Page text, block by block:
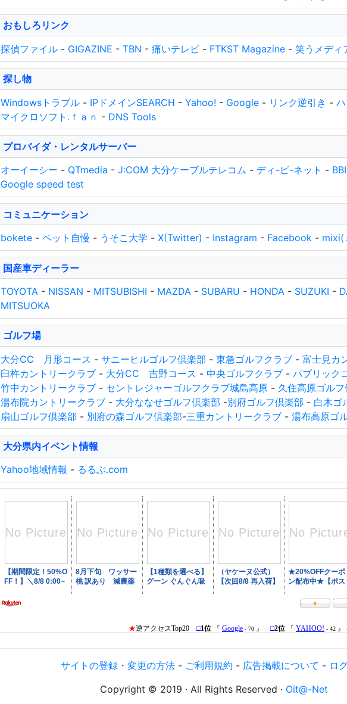
おもしろリンク
探偵ファイル - GIGAZINE - TBN - 痛いテレビ - FTKST Magazine - 笑うメディ
探し物
Windowsトラブル - IPドメインSEARCH - Yahoo! - Google - リンク逆引き -
マイクロソフト.ｆａｎ - DNS Tools
プロバイダ・レンタルサーバー
オーイーシー - QTmedia - J:COM 大分ケーブルテレコム - ディ-ビ-ネット -
Google speed test
コミュニケーション
bokete - ペット自慢 - うそこ大学 - X(Twitter) - Instagram - Facebook - mixi(
国産車ディーラー
TOYOTA - NISSAN - MITSUBISHI - MAZDA - SUBARU - HONDA - SUZUKI -
MITSUOKA
ゴルフ場
大分CC 月形コース - サニーヒルゴルフ倶楽部 - 東急ゴルフクラブ - 富士見カ
臼杵カントリークラブ - 大分CC 吉野コース - 中央ゴルフクラブ - パブリック
竹中カントリークラブ - セントレジャーゴルフクラブ城島高原 - 久住高原ゴル
湯布院カントリークラブ - 大分ななせゴルフ倶楽部 -別府ゴルフ倶楽部 - 白木ゴ
扇山ゴルフ倶楽部 - 別府の森ゴルフ倶楽部-三重カントリークラブ - 湯布高原ゴ
大分県内イベント情報
Yahoo地域情報 - るるぶ.com
サイトの登録・変更の方法- ご利用規約 - 広告掲載について - ロ
Copyright © 2019 · All Rights Reserved · Oit@-Net